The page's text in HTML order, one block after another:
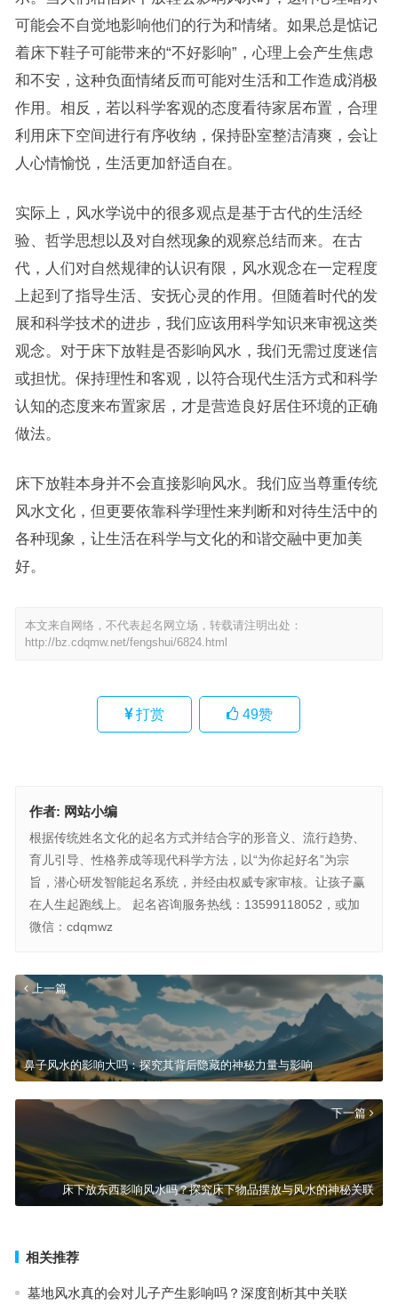
可能会不自觉地影响他们的行为和情绪。如果总是惦记
着床下鞋子可能带来的“不好影响”，心理上会产生焦虑
和不安，这种负面情绪反而可能对生活和工作造成消极
作用。相反，若以科学客观的态度看待家居布置，合理
利用床下空间进行有序收纳，保持卧室整洁清爽，会让
人心情愉悦，生活更加舒适自在。
实际上，风水学说中的很多观点是基于古代的生活经
验、哲学思想以及对自然现象的观察总结而来。在古
代，人们对自然规律的认识有限，风水观念在一定程度
上起到了指导生活、安抚心灵的作用。但随着时代的发
展和科学技术的进步，我们应该用科学知识来审视这类
观念。对于床下放鞋是否影响风水，我们无需过度迷信
或担忧。保持理性和客观，以符合现代生活方式和科学
认知的态度来布置家居，才是营造良好居住环境的正确
做法。
床下放鞋本身并不会直接影响风水。我们应当尊重传统
风水文化，但更要依靠科学理性来判断和对待生活中的
各种现象，让生活在科学与文化的和谐交融中更加美
好。
本文来自网络，不代表起名网立场，转载请注明出处：
http://bz.cdqmw.net/fengshui/6824.html
打赏 49赞
作者: 网站小编
根据传统姓名文化的起名方式并结合字的形音义、流行趋势、
育儿引导、性格养成等现代科学方法，以“为你起好名”为宗
旨，潜心研发智能起名系统，并经由权威专家审核。让孩子赢
在人生起跑线上。 起名咨询服务热线：13599118052，或加
微信：cdqmwz
上一篇
鼻子风水的影响大吗：探究其背后隐藏的神秘力量与影响
下一篇
床下放东西影响风水吗？探究床下物品摆放与风水的神秘关联
相关推荐
墓地风水真的会对儿子产生影响吗？深度剖析其中关联